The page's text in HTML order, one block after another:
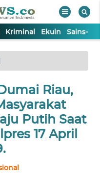
Kriminal Ekuin Sains-
Riau,
Putih Saat
17 April